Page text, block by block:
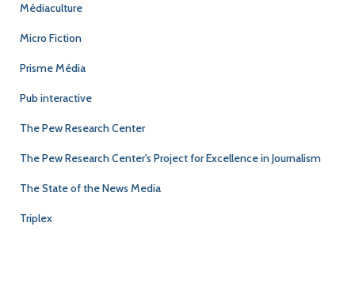
Médiaculture
Micro Fiction
Prisme Média
Pub interactive
The Pew Research Center
The Pew Research Center's Project for Excellence in Journalism
The State of the News Media
Triplex